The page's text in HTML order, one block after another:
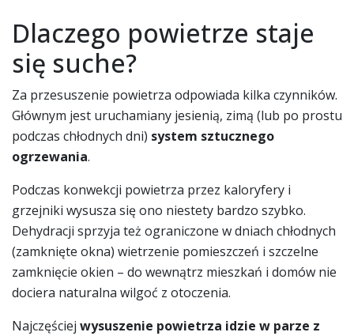
Dlaczego powietrze staje
się suche?
Za przesuszenie powietrza odpowiada kilka czynników.
Głównym jest uruchamiany jesienią, zimą (lub po prostu
podczas chłodnych dni) system sztucznego
ogrzewania.
Podczas konwekcji powietrza przez kaloryfery i
grzejniki wysusza się ono niestety bardzo szybko.
Dehydracji sprzyja też ograniczone w dniach chłodnych
(zamknięte okna) wietrzenie pomieszczeń i szczelne
zamknięcie okien – do wewnątrz mieszkań i domów nie
dociera naturalna wilgoć z otoczenia.
Najczęściej wysuszenie powietrza idzie w parze z